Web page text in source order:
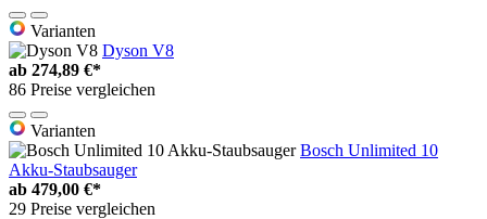
Varianten
Dyson V8
ab 274,89 €*
86 Preise vergleichen
Varianten
Bosch Unlimited 10
Akku-Staubsauger
ab 479,00 €*
29 Preise vergleichen